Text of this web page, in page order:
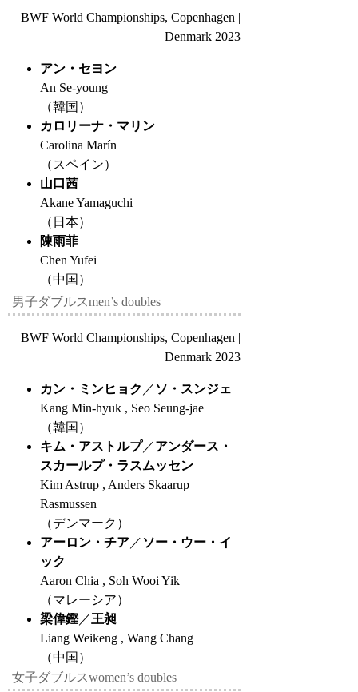
BWF World Championships, Copenhagen |
Denmark 2023
アン・セヨン
An Se-young
（韓国）
カロリーナ・マリン
Carolina Marín
（スペイン）
山口茜
Akane Yamaguchi
（日本）
陳雨菲
Chen Yufei
（中国）
男子ダブルスmen’s doubles
BWF World Championships, Copenhagen |
Denmark 2023
カン・ミンヒョク ／ ソ・スンジェ
Kang Min-hyuk , Seo Seung-jae
（韓国）
キム・アストルプ／アンダース・
スカールプ・ラスムッセン
Kim Astrup , Anders Skaarup
Rasmussen
（デンマーク）
アーロン・チア／ ソー・ウー・イ
ック
Aaron Chia , Soh Wooi Yik
（マレーシア）
梁偉鏗／王昶
Liang Weikeng , Wang Chang
（中国）
女子ダブルスwomen’s doubles